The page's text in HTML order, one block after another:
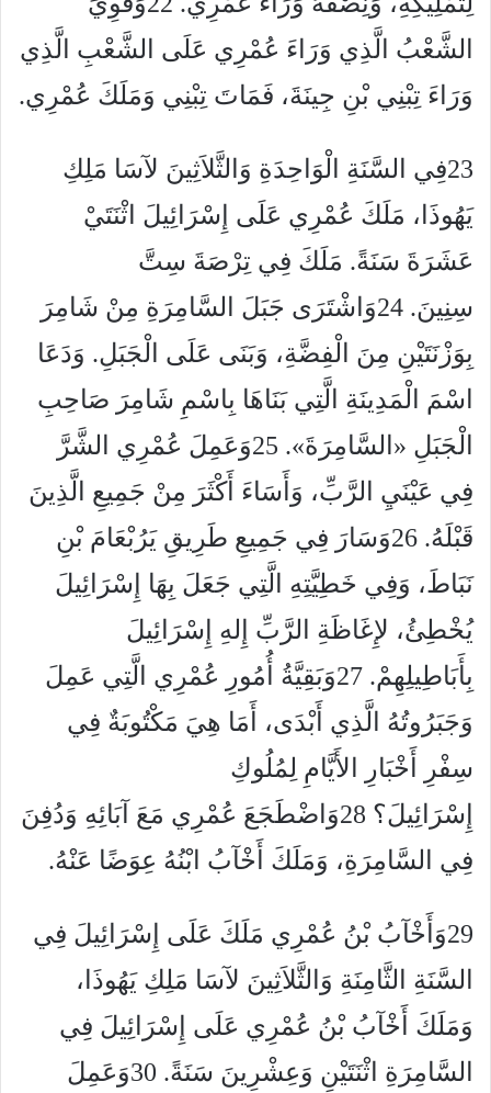
الشَّعْبُ الَّذِي وَرَاءَ عُمْرِي عَلَى الشَّعْبِ الَّذِي
وَرَاءَ تِبْنِي بْنِ جِينَةَ، فَمَاتَ تِبْنِي وَمَلَكَ عُمْرِي.
23فِي السَّنَةِ الْوَاحِدَةِ وَالثَّلاَثِينَ لآسَا مَلِكِ
يَهُوذَا، مَلَكَ عُمْرِي عَلَى إِسْرَائِيلَ اثْنَتَيْ
عَشَرَةَ سَنَةً. مَلَكَ فِي تِرْصَةَ سِتَّ
سِنِينَ. 24وَاشْتَرَى جَبَلَ السَّامِرَةِ مِنْ شَامِرَ
بِوَزْنَتَيْنِ مِنَ الْفِضَّةِ، وَبَنَى عَلَى الْجَبَلِ. وَدَعَا
اسْمَ الْمَدِينَةِ الَّتِي بَنَاهَا بِاسْمِ شَامِرَ صَاحِبِ
الْجَبَلِ «السَّامِرَةَ». 25وَعَمِلَ عُمْرِي الشَّرَّ
فِي عَيْنَيِ الرَّبِّ، وَأَسَاءَ أَكْثَرَ مِنْ جَمِيعِ الَّذِينَ
قَبْلَهُ. 26وَسَارَ فِي جَمِيعِ طَرِيقِ يَرُبْعَامَ بْنِ
نَبَاطَ، وَفِي خَطِيَّتِهِ الَّتِي جَعَلَ بِهَا إِسْرَائِيلَ
يُخْطِئُ، لإِغَاظَةِ الرَّبِّ إِلهِ إِسْرَائِيلَ
بِأَبَاطِيلِهِمْ. 27وَبَقِيَّةُ أُمُورِ عُمْرِي الَّتِي عَمِلَ
وَجَبَرُوتُهُ الَّذِي أَبْدَى، أَمَا هِيَ مَكْتُوبَةٌ فِي
سِفْرِ أَخْبَارِ الأَيَّامِ لِمُلُوكِ
إِسْرَائِيلَ؟ 28وَاضْطَجَعَ عُمْرِي مَعَ آبَائِهِ وَدُفِنَ
فِي السَّامِرَةِ، وَمَلَكَ أَخْآبُ ابْنُهُ عِوَضًا عَنْهُ.
29وَأَخْآبُ بْنُ عُمْرِي مَلَكَ عَلَى إِسْرَائِيلَ فِي
السَّنَةِ الثَّامِنَةِ وَالثَّلاَثِينَ لآسَا مَلِكِ يَهُوذَا،
وَمَلَكَ أَخْآبُ بْنُ عُمْرِي عَلَى إِسْرَائِيلَ فِي
السَّامِرَةِ اثْنَتَيْنِ وَعِشْرِينَ سَنَةً. 30وَعَمِلَ